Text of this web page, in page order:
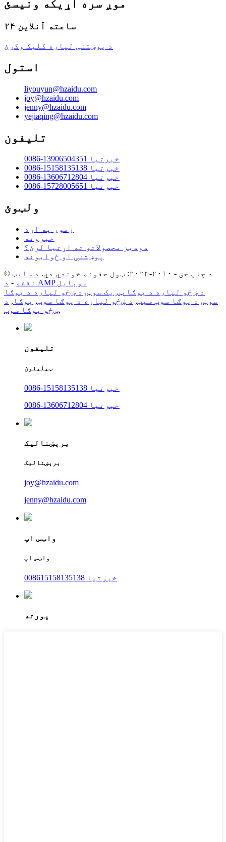
موږ سره اړیکه ونیسئ
۲۴ ساعته آنلاین
د پوښتنې لپاره کلیک وکړئ
استول
liyouyun@hzaidu.com
joy@hzaidu.com
jenny@hzaidu.com
yejiaqing@hzaidu.com
تلیفون
0086-13906504351 خبرتیا
0086-15158135138 خبرتیا
0086-13606712804 خبرتیا
0086-15728005651 خبرتیا
ولټوئ
زموږ په اړه
خبرونه
دودیز محصولاتو ته اړتیا لرئ؟
پوښتنې او ځوابونه
© د چاپ حق - ۲۰۱۰-۲۰۲۳: ټول حقونه خوندي دي.
د سایټ
نقشه -
د AMP موبایل
د ښځو لپاره د یوګا ټریک سوټ, د ښځو لپاره د یوګا
سوټ, د یوګا سوټ سیټ, د ښځو لپاره د یوګا سوټ, یوګا , د
ښځو یوګا سوټ,
تلیفون
ټیلیفون
0086-15158135138 خبرتیا
0086-13606712804 خبرتیا
برېښنالیک
برېښنالیک
joy@hzaidu.com
jenny@hzaidu.com
واټس اپ
واټس اپ
008615158135138 خبرتیا
پورته